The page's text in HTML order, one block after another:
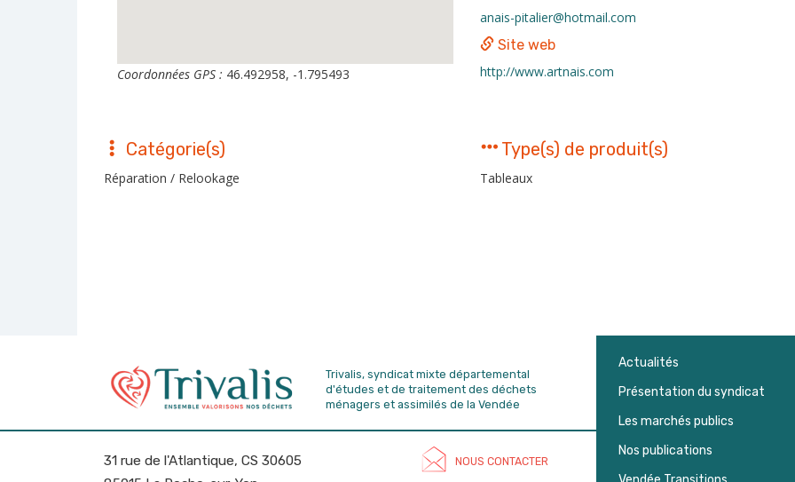
Coordonnées GPS : 46.492958, -1.795493
anais-pitalier@hotmail.com
Site web
http://www.artnais.com
Catégorie(s)
Réparation / Relookage
Type(s) de produit(s)
Tableaux
Trivalis, syndicat mixte départemental
d'études et de traitement des déchets
ménagers et assimilés de la Vendée
31 rue de l'Atlantique, CS 30605
NOUS CONTACTER
Actualités
Présentation du syndicat
Les marchés publics
Nos publications